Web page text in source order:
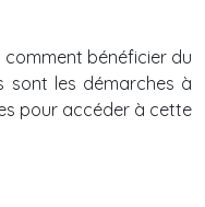
bénéficier du
sont les démarches à
pour accéder à cette